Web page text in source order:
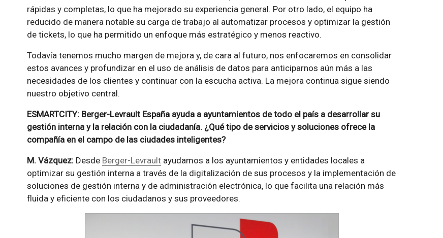
rápidas y completas, lo que ha mejorado su experiencia general. Por otro lado, el equipo ha
reducido de manera notable su carga de trabajo al automatizar procesos y optimizar la gestión
de tickets, lo que ha permitido un enfoque más estratégico y menos reactivo.
Todavía tenemos mucho margen de mejora y, de cara al futuro, nos enfocaremos en consolidar
estos avances y profundizar en el uso de análisis de datos para anticiparnos aún más a las
necesidades de los clientes y continuar con la escucha activa. La mejora continua sigue siendo
nuestro objetivo central.
ESMARTCITY: Berger-Levrault España ayuda a ayuntamientos de todo el país a desarrollar su
gestión interna y la relación con la ciudadanía. ¿Qué tipo de servicios y soluciones ofrece la
compañía en el campo de las ciudades inteligentes?
M. Vázquez:Desde Berger-Levraultayudamos a los ayuntamientos y entidades locales a
optimizar su gestión interna a través de la digitalización de sus procesos y la implementación de
soluciones de gestión interna y de administración electrónica, lo que facilita una relación más
fluida y eficiente con los ciudadanos y sus proveedores.